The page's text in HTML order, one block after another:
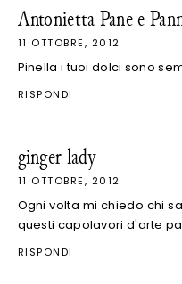
Antonietta Pane e
11 OTTOBRE, 2012
Pinella i tuoi dolci sono
RISPONDI
ginger lady
11 OTTOBRE, 2012
Ogni volta mi chiedo chi
questi capolavori d'arte
RISPONDI